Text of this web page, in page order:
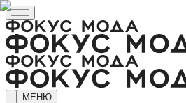
МЕНЮ